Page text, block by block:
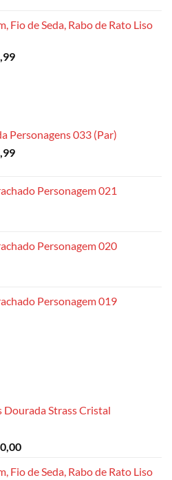
Fio de Seda, Rabo de Rato Liso
Faixa
Personagens 033 (Par)
Faixa
R$ 8,99Personagem 021
Personagem 020
Personagem 019
Dourada Strass Cristal
Faixa
preço:
Fio de Seda, Rabo de Rato Liso